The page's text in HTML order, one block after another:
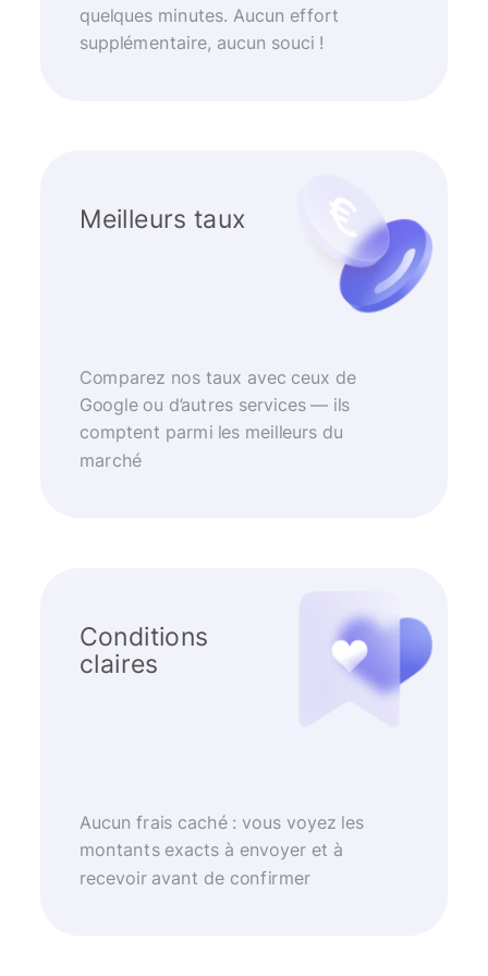
quelques minutes. Aucun effort
supplémentaire, aucun souci !
Meilleurs taux
Comparez nos taux avec ceux de
Google ou d’autres services — ils
comptent parmi les meilleurs du
marché
Conditions
claires
Aucun frais caché : vous voyez les
montants exacts à envoyer et à
recevoir avant de confirmer